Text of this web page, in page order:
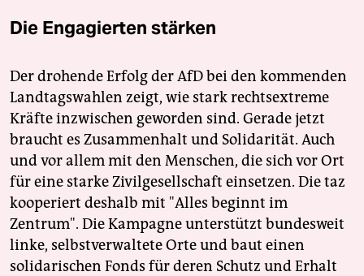
Die Engagierten stärken
Der drohende Erfolg der AfD bei den kommenden
Landtagswahlen zeigt, wie stark rechtsextreme
Kräfte inzwischen geworden sind. Gerade jetzt
braucht es Zusammenhalt und Solidarität. Auch
und vor allem mit den Menschen, die sich vor Ort
für eine starke Zivilgesellschaft einsetzen. Die taz
kooperiert deshalb mit "Alles beginnt im
Zentrum". Die Kampagne unterstützt bundesweit
linke, selbstverwaltete Orte und baut einen
solidarischen Fonds für deren Schutz und Erhalt